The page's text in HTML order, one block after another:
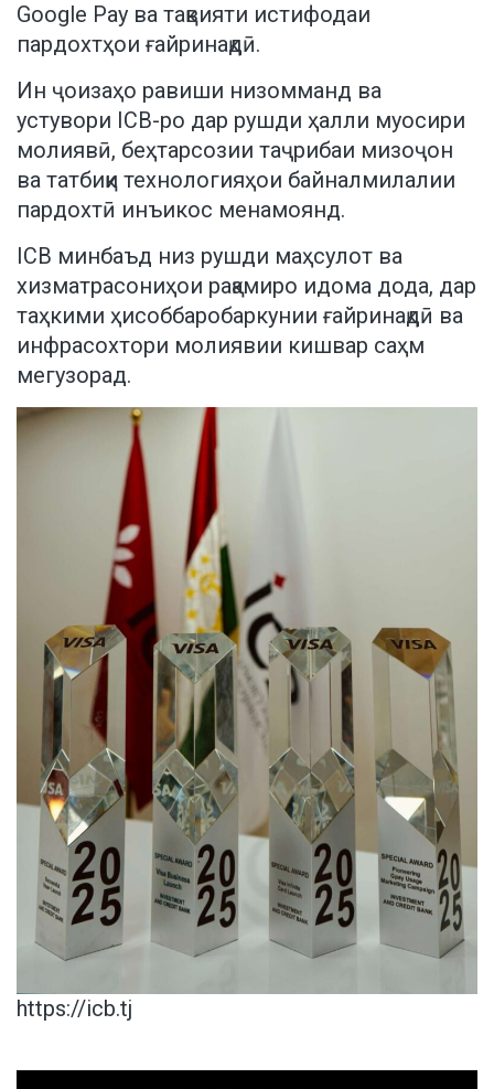
Google Pay ва тақвияти истифодаи
пардохтҳои ғайринақдӣ.
Ин ҷоизаҳо равиши низомманд ва
устувори ICB-ро дар рушди ҳалли муосири
молиявӣ, беҳтарсозии таҷрибаи мизоҷон
ва татбиқи технологияҳои байналмилалии
пардохтӣ инъикос менамоянд.
ICB минбаъд низ рушди маҳсулот ва
хизматрасониҳои рақамиро идома дода, дар
таҳкими ҳисоббаробаркунии ғайринақдӣ ва
инфрасохтори молиявии кишвар саҳм
мегузорад.
https://icb.tj